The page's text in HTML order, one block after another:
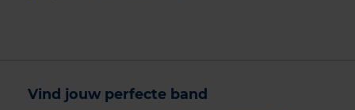
Vind jouw perfecte band